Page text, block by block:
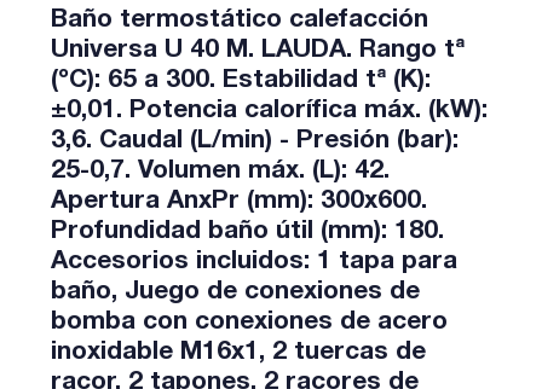
Baño termostático calefacción
Universa U 40 M. LAUDA. Rango tª
(ºC): 65 a 300. Estabilidad tª (K):
±0,01. Potencia calorífica máx. (kW):
3,6. Caudal (L/min) - Presión (bar):
25-0,7. Volumen máx. (L): 42.
Apertura AnxPr (mm): 300x600.
Profundidad baño útil (mm): 180.
Accesorios incluidos: 1 tapa para
baño, Juego de conexiones de
bomba con conexiones de acero
inoxidable M16x1, 2 tuercas de
racor, 2 tapones, 2 racores de